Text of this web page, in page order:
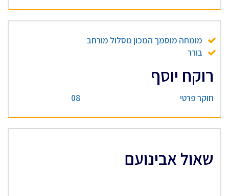
מומחה מוסמך המכון מסלול מורחב
בורר
רוקח יוסף
חוקר פרטי 08
שאול אבינועם